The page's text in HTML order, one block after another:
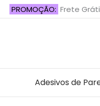
PROMOÇÃO: Frete
Adesivos de